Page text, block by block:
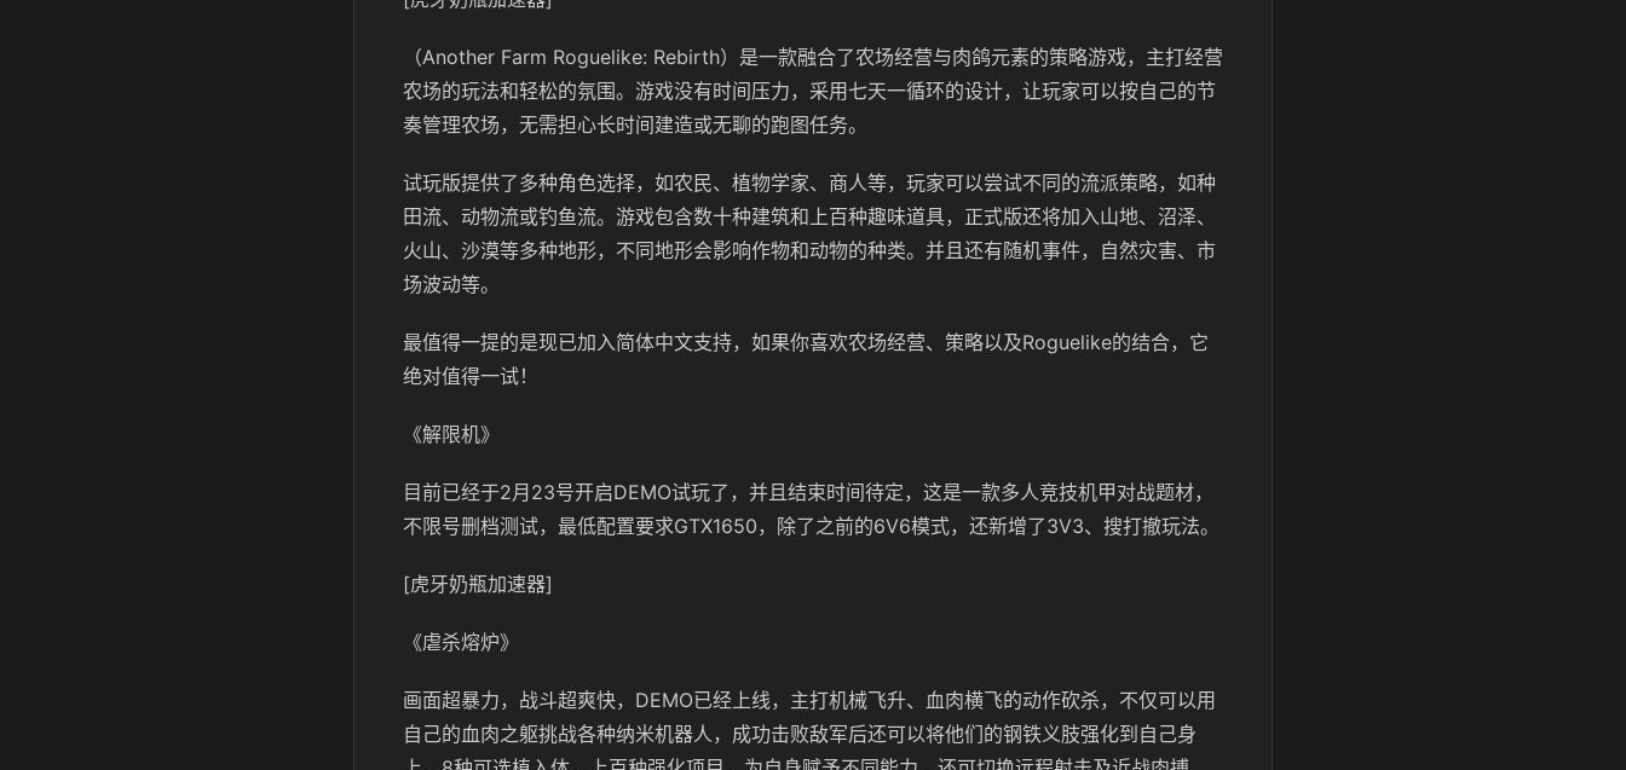
（Another Farm Roguelike: Rebirth）是一款融合了农场经营与肉鸽元素的策略游戏，主打经营
农场的玩法和轻松的氛围。游戏没有时间压力，采用七天一循环的设计，让玩家可以按自己的节
奏管理农场，无需担心长时间建造或无聊的跑图任务。
试玩版提供了多种角色选择，如农民、植物学家、商人等，玩家可以尝试不同的流派策略，如种
田流、动物流或钓鱼流。游戏包含数十种建筑和上百种趣味道具，正式版还将加入山地、沼泽、
火山、沙漠等多种地形，不同地形会影响作物和动物的种类。并且还有随机事件，自然灾害、市
场波动等。
最值得一提的是现已加入简体中文支持，如果你喜欢农场经营、策略以及Roguelike的结合，它
绝对值得一试！
《解限机》
目前已经于2月23号开启DEMO试玩了，并且结束时间待定，这是一款多人竞技机甲对战题材，
不限号删档测试，最低配置要求GTX1650，除了之前的6V6模式，还新增了3V3、搜打撤玩法。
[虎牙奶瓶加速器]
《虐杀熔炉》
画面超暴力，战斗超爽快，DEMO已经上线，主打机械飞升、血肉横飞的动作砍杀，不仅可以用
自己的血肉之躯挑战各种纳米机器人，成功击败敌军后还可以将他们的钢铁义肢强化到自己身